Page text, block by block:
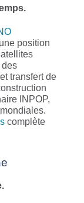
position
des
transfert de
INPOP,
complète